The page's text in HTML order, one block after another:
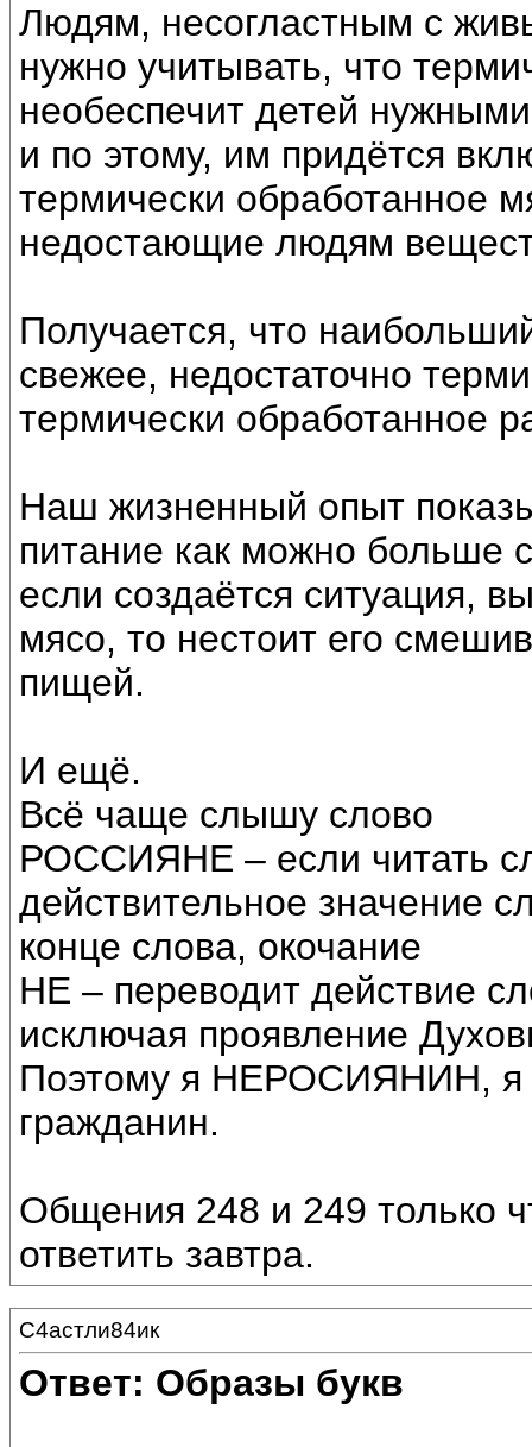
Людям, несогластным с
нужно учитывать, что
необеспечит детей
и по этому, им придётся
термически обработанное
недостающие людям
Получается, что
свежее, недостаточно
термически обработанное
Наш жизненный опыт
питание как можно больше
если создаётся ситуация,
мясо, то нестоит его
пищей.
И ещё.
Всё чаще слышу слово
РОССИЯНЕ – если читать
действительное
конце слова, окочание
НЕ – переводит действие
исключая проявление
Поэтому я НЕРОСИЯНИН,
гражданин.
Общения 248 и 249 только
ответить завтра.
С4астли84ик
Ответ: Образы букв